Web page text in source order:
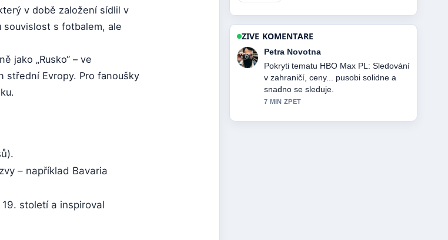
v době založení sídlil v
souvislost s fotbalem, ale
jako „Rusko“ – ve
střední Evropy. Pro fanoušky
– například Bavaria
století a inspiroval
ZIVE KOMENTARE
Jakub Dvorak
Vyborna verifikace kolem Očkování
proti RSV: Kdy, komu a za.... Vic
redakci by melo psat timto stylem.
9 MIN ZPET